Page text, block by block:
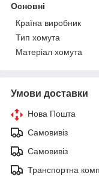
Основні
Країна виробник
Тип хомута
Матеріал хомута
Умови доставки
Нова Пошта
Самовивіз
Самовивіз
Транспортна